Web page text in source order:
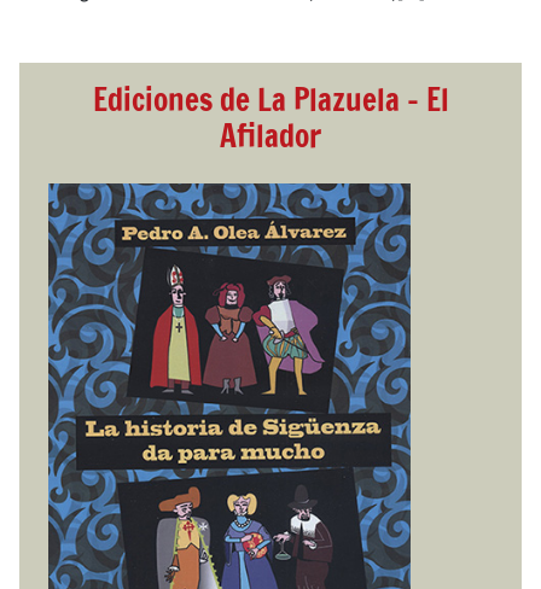
Ediciones de La Plazuela - El
Afilador